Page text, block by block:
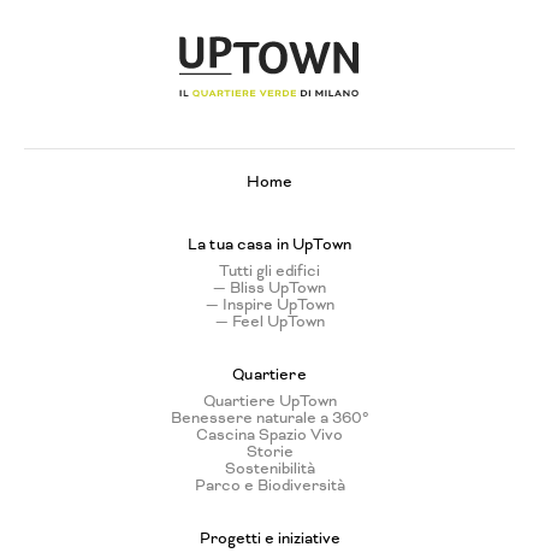
Home
La tua casa in UpTown
Tutti gli edifici
— Bliss UpTown
— Inspire UpTown
— Feel UpTown
Quartiere
Quartiere UpTown
Benessere naturale a 360°
Cascina Spazio Vivo
Storie
Sostenibilità
Parco e Biodiversità
Progetti e iniziative